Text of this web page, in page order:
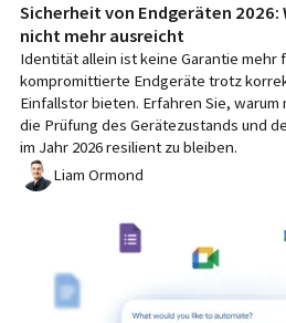
Sicherheit von Endgeräten
nicht mehr ausreicht
Identität allein ist keine Garantie mehr
kompromittierte Endgeräte trotz
Einfallstor bieten. Erfahren Sie,
die Prüfung des Gerätezustands und
im Jahr 2026 resilient zu bleiben.
Liam Ormond